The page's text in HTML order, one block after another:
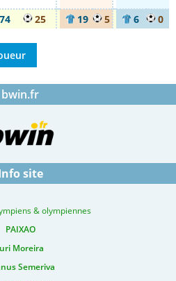
25 19 5 6 0
bwin.fr
site
& olympiennes
PAIXAO
Moreira
Semeriva